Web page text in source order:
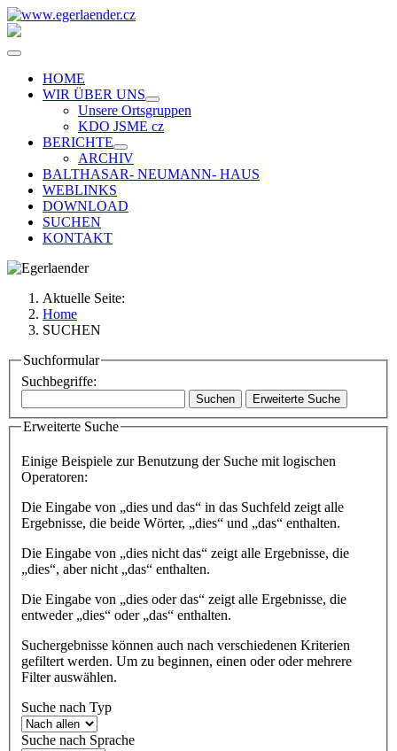
HOME
WIR ÜBER UNS
Unsere Ortsgruppen
KDO JSME cz
BERICHTE
ARCHIV
BALTHASAR- NEUMANN- HAUS
WEBLINKS
DOWNLOAD
SUCHEN
KONTAKT
Aktuelle Seite:
Home
SUCHEN
Suchformular
Suchbegriffe:
Suchen Erweiterte Suche
Erweiterte Suche
Einige Beispiele zur Benutzung der Suche mit logischen
Operatoren:
Die Eingabe von „dies und das“ in das Suchfeld zeigt alle
Ergebnisse, die beide Wörter, „dies“ und „das“ enthalten.
Die Eingabe von „dies nicht das“ zeigt alle Ergebnisse, die
„dies“, aber nicht „das“ enthalten.
Die Eingabe von „dies oder das“ zeigt alle Ergebnisse, die
entweder „dies“ oder „das“ enthalten.
Suchergebnisse können auch nach verschiedenen Kriterien
gefiltert werden. Um zu beginnen, einen oder oder mehrere
Filter auswählen.
Suche nach Typ
Suche nach Sprache